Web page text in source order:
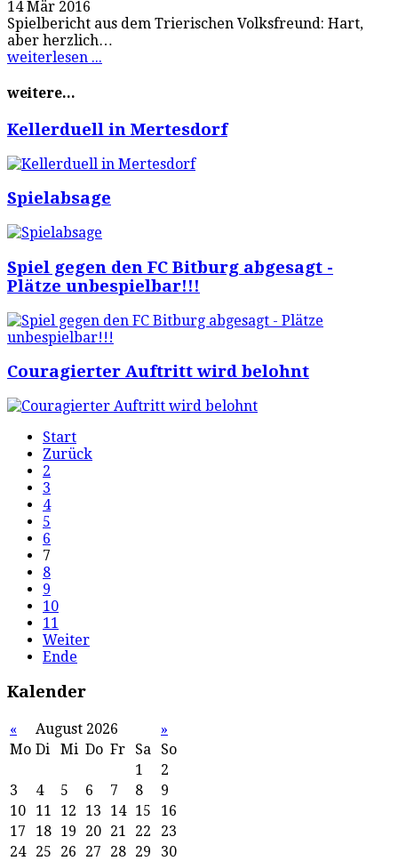
14 Mär 2016
Spielbericht aus dem Trierischen Volksfreund: Hart,
aber herzlich…
weiterlesen ...
weitere...
Kellerduell in Mertesdorf
Spielabsage
Spiel gegen den FC Bitburg abgesagt -
Plätze unbespielbar!!!
Couragierter Auftritt wird belohnt
Start
Zurück
2
3
4
5
6
7
8
9
10
11
Weiter
Ende
Kalender
« August 2026
»
Mo Di Mi Do Fr Sa
So
1
2
3
4 5 6 7 8
9
10
11 12 13 14 15
16
17
18 19 20 21 22
23
24
25 26 27 28 29
30